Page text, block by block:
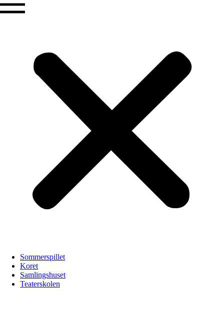
Sommerspillet
Koret
Samlingshuset
Teaterskolen